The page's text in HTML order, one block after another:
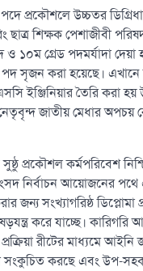
প্রকৌশলে উচ্চতর
শিক্ষক পেশাজীবী
১০ম গ্রেড পদমর্যাদা
সৃজন করা হয়েছে। এখানে
ইঞ্জিনিয়ার তৈরি করা
জাতীয় মেধার অপচয়
প্রকৌশল কর্মপরিবেশ
নির্বাচন আয়োজনের পথে
জন্য সংখ্যাগরিষ্ঠ
ষড়যন্ত্র করে যাচ্ছে।
রীটের মাধ্যমে আইনি
সংকুচিত করছে এবং উপ-